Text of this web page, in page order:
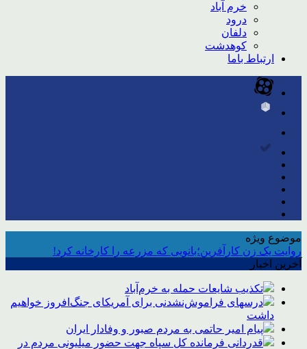
خرم آباد
درود
دلفان
کوهدشت
ارتباط باما
موضوع ویژه
روایت یک زن کارآفرین؛بانویی که مزرعه را کارخانه کرد!
آخرین اخبار
تکذیب شایعات حمله به خرم‌آباد
درسهای فراموش‌نشدنی برای آمریکای جنگ‌افروز خواهیم
داشت
پیام امیر حاتمی به مردم صبور و وفادار ایران
قدردانی فرمانده کل سپاه جهت حضور میلیونی مردم در